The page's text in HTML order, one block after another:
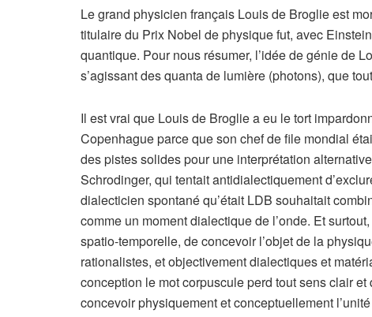
Le grand physicien français Louis de Broglie est
titulaire du Prix Nobel de physique fut, avec
quantique. Pour nous résumer, l’idée de génie de
s’agissant des quanta de lumière (photons), que
Il est vrai que Louis de Broglie a eu le tort
Copenhague parce que son chef de file mondial
des pistes solides pour une interprétation
Schrodinger, qui tentait antidialectiquement
dialecticien spontané qu’était LDB souhaitait
comme un moment dialectique de l’onde. Et
spatio-temporelle, de concevoir l’objet de la
rationalistes, et objectivement dialectiques et
conception le mot corpuscule perd tout sens clair
concevoir physiquement et conceptuellement